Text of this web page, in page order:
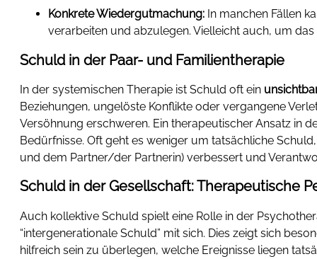
Konkrete Wiedergutmachung: In manchen Fällen
verarbeiten und abzulegen. Vielleicht auch, um das
Schuld in der Paar- und Familientherapie
In der systemischen Therapie ist Schuld oft ein
Beziehungen, ungelöste Konflikte oder vergangene
Versöhnung erschweren. Ein therapeutischer Ansatz in
Bedürfnisse. Oft geht es weniger um tatsächliche
und dem Partner/der Partnerin) verbessert und
Schuld in der Gesellschaft: Therapeutische
Auch kollektive Schuld spielt eine Rolle in der
“intergenerationale Schuld” mit sich. Dies zeigt sich
hilfreich sein zu überlegen, welche Ereignisse liegen